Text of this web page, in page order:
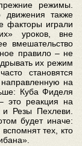
режимы.
также
факторы играли
уроков, вне
вмешательство
правило – не
их режим
становятся
на
Куба Фиделя
это реакция на
и Резы Пехлеви.
будет иначе:
тех, кто